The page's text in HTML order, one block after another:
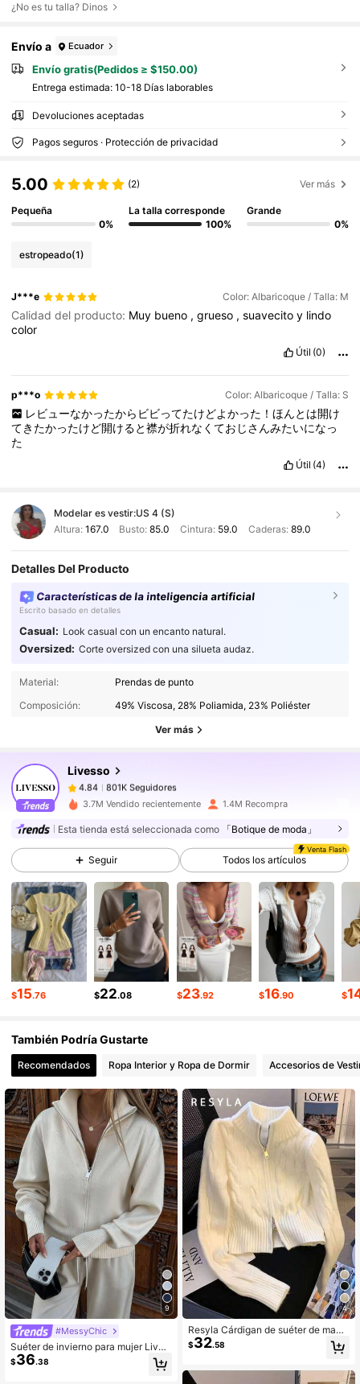
¿No es tu talla? Dinos
Envío a Ecuador
Envío gratis(Pedidos ≥ $150.00)
Entrega estimada: 10-18 Días laborables
Devoluciones aceptadas
Pagos seguros · Protección de privacidad
5.00 (2) Ver más
Pequeña
0%
La talla corresponde
100%
Grande
0%
estropeado(1)
J***e Color: Albaricoque / Talla: M
Calidad del producto: Muy bueno ,grueso ,suavecitoy lindo
color
Útil (0)
p***o Color: Albaricoque / Talla: S
レビューなかったからビビってたけどよかった！ほんとは開け
てきたかったけど開けると襟が折れなくておじさんみたいになっ
た
Útil (4)
Modelar es vestir:US 4 (S)
Altura: 167.0 Busto:85.0 Cintura: 59.0 Caderas: 89.0
Detalles Del Producto
Características de la inteligencia artificial
Escrito basado en detalles
Casual: Look casual con un encanto natural.
Oversized: Corte oversized con una silueta audaz.
Material:
Prendas de punto
Composición:
49% Viscosa, 28% Poliamida, 23% Poliéster
Ver más
Livesso
4.84
801K Seguidores
p***8seguidoHace 2 horas
4.84
801K Seguidores
4.84 801K Seguidores
4.84 801K Seguidores
4.84 801K Seguidores
4.84 801K Seguidores
4.84 801K Seguidores
3.7M Vendido recientemente 1.4M Recompra
Esta tienda está seleccionada como 「Botique de moda」
Seguir
Venta Flash
Todos los artículos
$15.76 $22.08 $23.92 $16.90 $
También Podría Gustarte
Recomendados Ropa Interior y Ropa de Dormir Accesorios de
9
#MessyChic
Suéter de invierno para mujer Live
To Mo, cárdigan de punto casual de
negocios, manga larga con cremall
$36.38
4
Resyla Cárdigan de suéter de mang
a larga con textura y cierre de crem
allera para mujer, estilo preppy de m
$32.58